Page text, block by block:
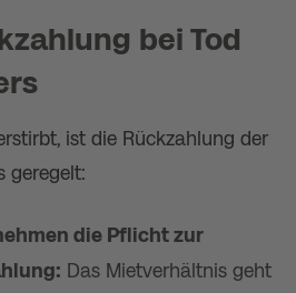
bei Tod
ist die Rückzahlung der
geregelt:
die Pflicht zur
Das Mietverhältnis geht